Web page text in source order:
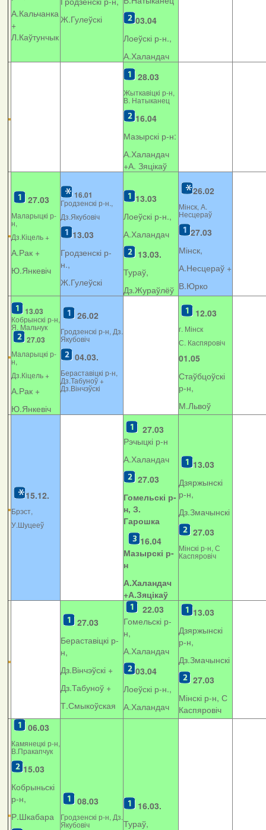
А.Кальчанка
+
Л.Каўтунчык
Ж.Гулеўскі
03.04
Лоеўскі р-н.,
А.Халандач
28.03
Жыткавіцкі р-н,
В. Натыканец
16.04
Мазырскі р-н:
А.Халандач
+А. Зяцікаў
27.03
Маларыцкі р-
н,
Дз.Кіцель +
А.Рак +
Ю.Янкевіч
16.01
Гродзенскі р-н.,
Дз.Якубовіч
13.03
Гродзенскі р-
н.,
Ж.Гулеўскі
13.03
Лоеўскі р-н.,
А.Халандач
13.03.
Тураў,
Дз.Жураўлёў
26.02
Мінск, А.
Несцераў
27.03
Мінск,
А.Несцераў +
В.Юрко
13.03
Кобрынскі р-н,
Я. Мальчук
27.03
Маларыцкі р-
н,
Дз.Кіцель +
А.Рак +
Ю.Янкевіч
26.02
Гродзенскі р-н, Дз.
Якубовіч
04.03.
Бераставіцкі р-н,
Дз.Табуноў +
Дз.Вінчэўскі
12.03
г. Мінск
С. Каспяровіч
01.05
Стаўбцоўскі
р-н,
М.Львоў
15.12.
Брэст,
У.Шуцееў
27.03
Рэчыцкі р-н
А.Халандач
27.03
Гомельскі р-
н, З.
Гарошка
16.04
Мазырскі р-
н
А.Халандач
+А.Зяцікаў
13.03
Дзяржынскі
р-н,
Дз.Змачынскі
27.03
Мінскі р-н, С
Каспяровіч
27.03
Бераставіцкі р-
н,
Дз.Вінчэўскі +
Дз.Табуноў +
Т.Смыкоўская
22.03
Гомельскі р-
н,
А.Халандач
03.04
Лоеўскі р-н.,
А.Халандач
13.03
Дзяржынскі
р-н,
Дз.Змачынскі
27.03
Мінскі р-н, С
Каспяровіч
06.03
Камянецкі р-н,
В.Пракапчук
15.03
Кобрыньскі
р-н,
Р.Шкабара
08.03
Гродзенскі р-н, Дз.
Якубовіч
16.03.
Тураў,